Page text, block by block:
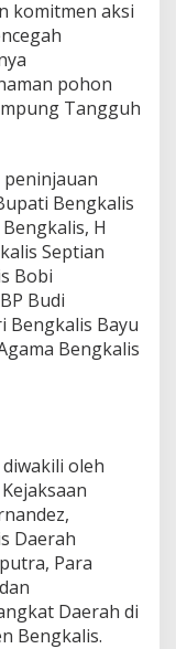
komitmen aksi
pohon
Tangguh
Bengkalis
H
Septian
Bobi
Budi
Bengkalis Bayu
Bengkalis
oleh
Daerah
Para
Daerah di
Bengkalis.